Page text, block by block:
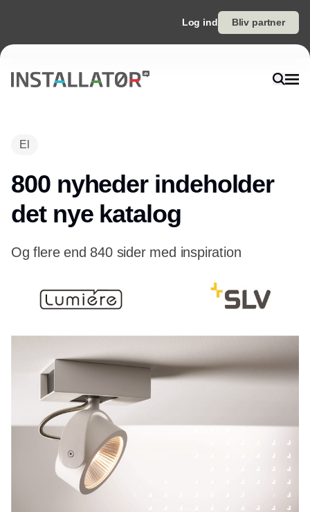
Log ind Bliv partner
El
800 nyheder indeholder
det nye katalog
Og flere end 840 sider med inspiration